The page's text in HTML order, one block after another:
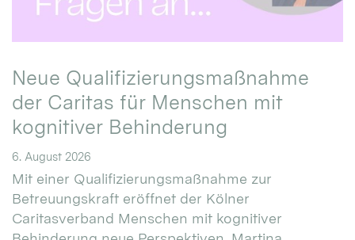
Neue Qualifizierungsmaßnahme
der Caritas für Menschen mit
kognitiver Behinderung
6. August 2026
Mit einer Qualifizierungsmaßnahme zur
Betreuungskraft eröffnet der Kölner
Caritasverband Menschen mit kognitiver